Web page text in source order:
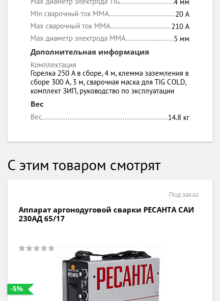
Min сварочный ток MMA
20 А
Max сварочный ток MMA
210 А
Max диаметр электрода MMA
5 мм
Дополнительная информация
Комплектация
Горелка 250 А в сборе, 4 м, клемма заземления в
сборе 300 А, 3 м, сварочная маска для TIG COLD,
комплект ЗИП, руководство по эксплуатации
Вес
Вес 14.8 кг
С этим товаром смотрят
Под заказ
Аппарат аргонодуговой сварки РЕСАНТА САИ
230АД 65/17
-5%